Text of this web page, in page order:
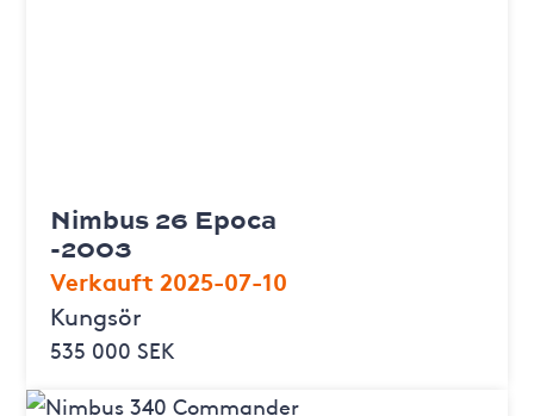
Nimbus 26 Epoca
-2003
Verkauft 2025-07-10
Kungsör
535 000 SEK